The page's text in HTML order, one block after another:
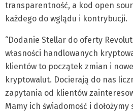
transparentność, a kod open
każdego do wglądu i kontrybucji.
“Dodanie Stellar do oferty
własności handlowanych
klientów to początek zmian i
kryptowalut. Docierają do nas
zapytania od klientów
Mamy ich świadomość i